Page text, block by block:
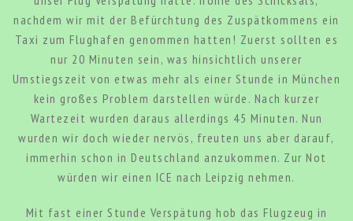
nachdem wir mit der Befürchtung des Zuspätkommens ein
Taxi zum Flughafen genommen hatten! Zuerst sollten es
nur 20 Minuten sein, was hinsichtlich unserer
Umstiegszeit von etwas mehr als einer Stunde in München
kein großes Problem darstellen würde. Nach kurzer
Wartezeit wurden daraus allerdings 45 Minuten. Nun
wurden wir doch wieder nervös, freuten uns aber darauf,
immerhin schon in Deutschland anzukommen. Zur Not
würden wir einen ICE nach Leipzig nehmen.
Mit fast einer Stunde Verspätung hob das Flugzeug in